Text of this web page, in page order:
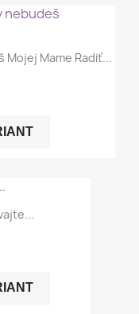
Mojej Mame Radiť...